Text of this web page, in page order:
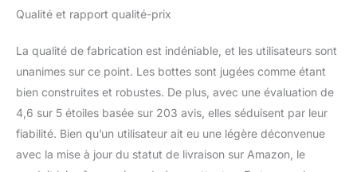
Qualité et rapport qualité-prix
La qualité de fabrication est indéniable, et les utilisateurs sont
unanimes sur ce point. Les bottes sont jugées comme étant
bien construites et robustes. De plus, avec une évaluation de
4,6 sur 5 étoiles basée sur 203 avis, elles séduisent par leur
fiabilité. Bien qu’un utilisateur ait eu une légère déconvenue
avec la mise à jour du statut de livraison sur Amazon, le